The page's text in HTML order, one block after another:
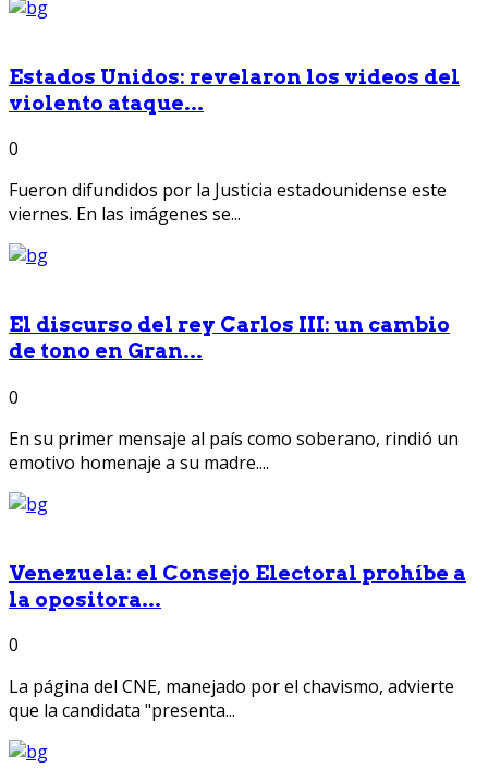
Estados Unidos: revelaron los videos del
violento ataque...
0
Fueron difundidos por la Justicia estadounidense este
viernes. En las imágenes se...
El discurso del rey Carlos III: un cambio
de tono en Gran...
0
En su primer mensaje al país como soberano, rindió un
emotivo homenaje a su madre....
Venezuela: el Consejo Electoral prohíbe a
la opositora...
0
La página del CNE, manejado por el chavismo, advierte
que la candidata "presenta...